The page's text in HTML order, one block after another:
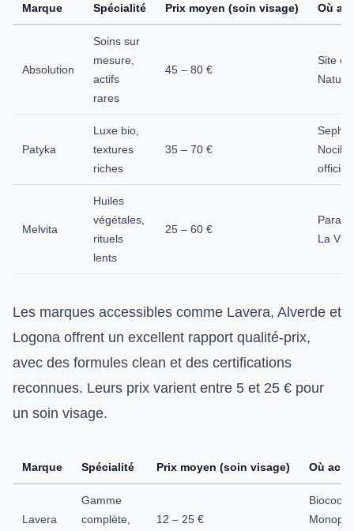
Marque Spécialité Prix moyen (soin visage) Où
Absolution
Soins sur
mesure,
actifs
rares
45 – 80 €
Site
Patyka
Luxe bio,
textures
riches
35 – 70 €
officiel
Melvita
Huiles
végétales,
rituels
lents
25 – 60 €
La Vie
Les marques accessibles comme Lavera, Alverde et
Logona offrent un excellent rapport qualité-prix,
avec des formules clean et des certifications
reconnues. Leurs prix varient entre 5 et 25 € pour
un soin visage.
Marque Spécialité Prix moyen (soin visage) Où
Lavera
Gamme
complète,
12 – 25 €
Biocoop,